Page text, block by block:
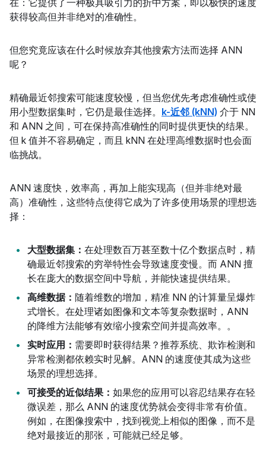
获得较高但并非绝对的准确性。
但您究竟应该在什么时候放弃其他搜索方法而选择 ANN
呢？
精确最近邻搜索可能速度较慢，但当您优先考虑准确性或使
用小型数据集时，它仍是最佳选择。 k-近邻 (kNN) 介于 NN
和 ANN 之间，可在保持高准确性的同时提供更快的结果。
但 k 值并不容易确定，而且 kNN 在处理高维数据时也会面
临挑战。
ANN 速度快，效率高，再加上能实现高（但并非绝对最
高）准确性，这些特点使得它成为了许多使用场景的理想选
择：
大型数据集： 在处理数百万甚至数十亿个数据点时，精
确最近邻搜索的穷举特性会导致速度变慢。而 ANN 擅
长在庞大的数据空间中导航，并能快速提供结果。
高维数据： 随着维数的增加，精准 NN 的计算量呈爆炸
式增长。在处理诸如图像和文本等复杂数据时，ANN
的降维方法能够有效缩小搜索空间并提高效率。 。
实时应用： 需要即时获得结果？推荐系统、欺诈检测和
异常检测都依赖实时见解。ANN 的速度使其成为这些
场景的理想选择。
可接受的近似结果： 如果您的应用可以容忍结果存在轻
微误差，那么 ANN 的速度优势就会变得非常有价值。
例如，在图像搜索中，找到视觉上相似的图像，而不是
绝对最接近的那张，可能就已经足够。